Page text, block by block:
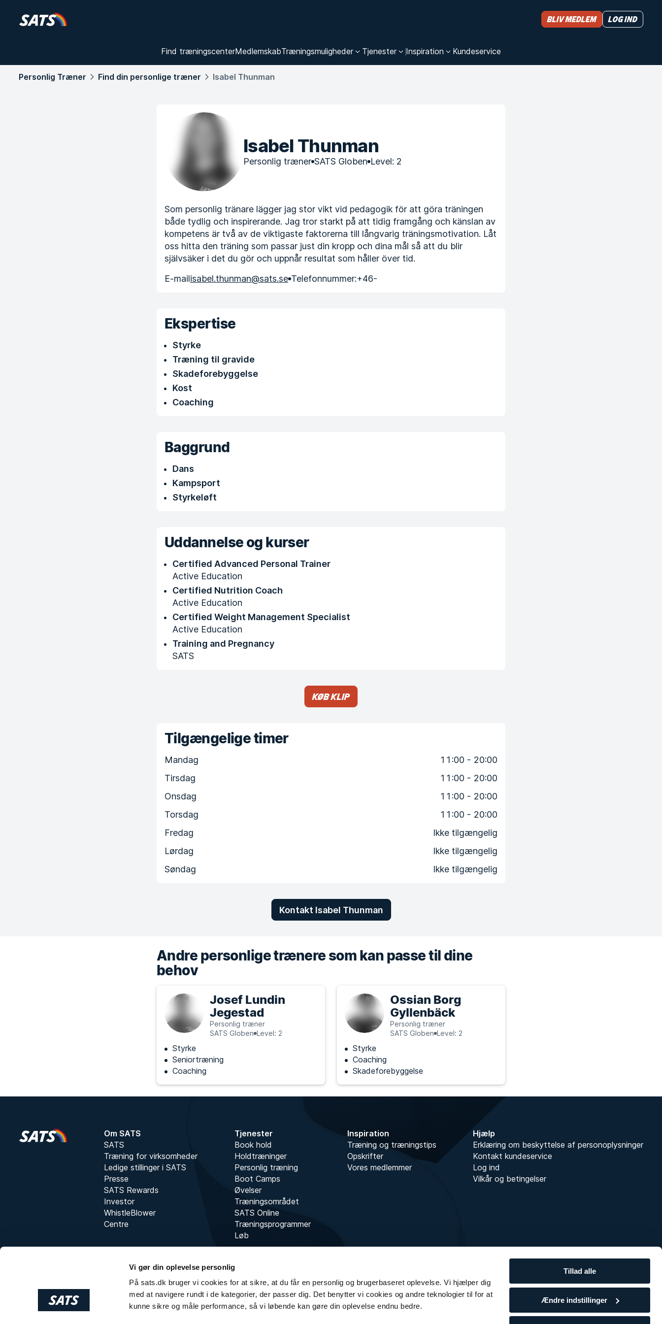
Vi gør din oplevelse personlig
På sats.dk bruger vi cookies for at sikre, at du får en personlig og brugerbaseret oplevelse. Vi hjælper dig
med at navigere rundt i de kategorier, der passer dig. Det benytter vi cookies og andre teknologier til for at
kunne sikre og måle performance, så vi løbende kan gøre din oplevelse endnu bedre.
Tillad alle
Ændre indstillinger
Find træningscenterMedlemskabTræningsmuligheder Tjenester Inspiration Kundeservice
Bliv medlem Log ind
Personlig Træner Find din personlige træner Isabel Thunman
Isabel Thunman
Personlig træner SATS Globen Level: 2
Som personlig tränare lägger jag stor vikt vid pedagogik för att göra träningen
både tydlig och inspirerande. Jag tror starkt på att tidig framgång och känslan av
kompetens är två av de viktigaste faktorerna till långvarig träningsmotivation. Låt
oss hitta den träning som passar just din kropp och dina mål så att du blir
självsäker i det du gör och uppnår resultat som håller över tid.
E-mailisabel.thunman@sats.se Telefonnummer:+46-
Ekspertise
Styrke
Træning til gravide
Skadeforebyggelse
Kost
Coaching
Baggrund
Dans
Kampsport
Styrkeløft
Uddannelse og kurser
Certified Advanced Personal Trainer
Active Education
Certified Nutrition Coach
Active Education
Certified Weight Management Specialist
Active Education
Training and Pregnancy
SATS
Køb klip
Tilgængelige timer
Mandag
11:00 - 20:00
Tirsdag
11:00 - 20:00
Onsdag
11:00 - 20:00
Torsdag
11:00 - 20:00
Fredag
Ikke tilgængelig
Lørdag
Ikke tilgængelig
Søndag
Ikke tilgængelig
Kontakt Isabel Thunman
Andre personlige trænere som kan passe til dine
behov
Josef Lundin
Jegestad
Personlig træner
SATS Globen Level: 2
Styrke
Seniortræning
Coaching
Ossian Borg
Gyllenbäck
Personlig træner
SATS Globen Level: 2
Styrke
Coaching
Skadeforebyggelse
Om SATS
SATS
Træning for virksomheder
Ledige stillinger i SATS
Presse
SATS Rewards
Investor
WhistleBlower
Centre
Tjenester
Book hold
Holdtræninger
Personlig træning
Boot Camps
Øvelser
Træningsområdet
SATS Online
Træningsprogrammer
Løb
Inspiration
Træning og træningstips
Opskrifter
Vores medlemmer
Hjælp
Erklæring om beskyttelse af personoplysninger
Kontakt kundeservice
Log ind
Vilkår og betingelser